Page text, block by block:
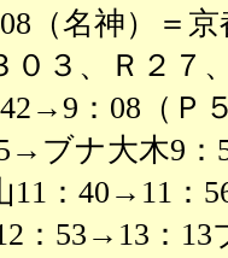
（名神）＝
０３、Ｒ２７
：08（Ｐ
ブナ大木9
11：40→11：
：53→13：